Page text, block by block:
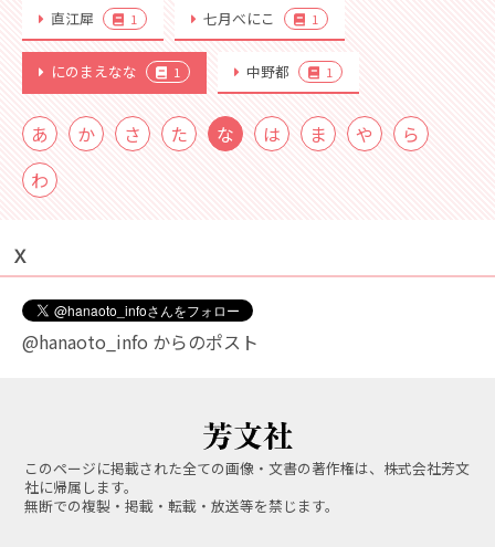
直江犀 1 七月べにこ 1
にのまえなな 1 中野都 1
あ か さ た な は ま や
ら
わ
Ｘ
@hanaoto_info からのポスト
このページに掲載された全ての画像・文書の著作権は、株式会社芳文
社に帰属します。
無断での複製・掲載・転載・放送等を禁じます。